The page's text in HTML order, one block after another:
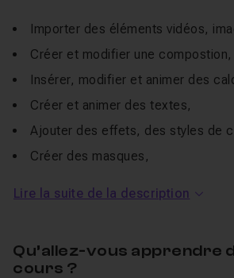
Importer des éléments vidéos,
Créer et modifier une compostion,
Insérer, modifier et animer des
Créer et animer des textes,
Ajouter des effets, des styles de
Créer des masques,
Il est aujourd'hui l'un des logiciel les
divers métiers comme le cinéma
Lire la suite de la description
Qu’allez-vous apprendre
cours ?